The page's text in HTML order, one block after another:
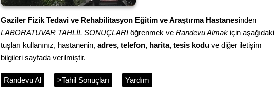
Gaziler Fizik Tedavi ve Rehabilitasyon Eğitim ve Araştırma Hastanesinden
LABORATUVAR TAHLİL SONUÇLARIöğrenmek ve Randevu Almakiçin aşağıdaki
tuşları kullanınız, hastanenin, adres, telefon, harita, tesis koduve diğer iletişim
bilgileri sayfada verilmiştir.
Randevu Al >Tahil Sonuçları Yardım